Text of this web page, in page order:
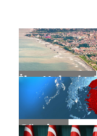
İlçe Haberleri
Gündem